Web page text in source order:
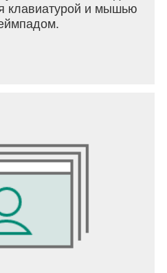
графика в реальном
наличие обновлений.
игровой процесс и
клавиатурой и мышью